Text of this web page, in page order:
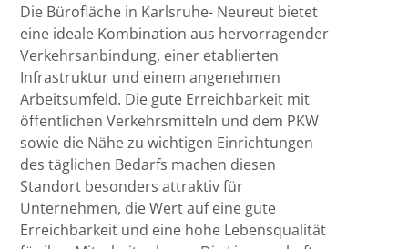
Die Bürofläche in Karlsruhe- Neureut bietet
eine ideale Kombination aus hervorragender
Verkehrsanbindung, einer etablierten
Infrastruktur und einem angenehmen
Arbeitsumfeld. Die gute Erreichbarkeit mit
öffentlichen Verkehrsmitteln und dem PKW
sowie die Nähe zu wichtigen Einrichtungen
des täglichen Bedarfs machen diesen
Standort besonders attraktiv für
Unternehmen, die Wert auf eine gute
Erreichbarkeit und eine hohe Lebensqualität